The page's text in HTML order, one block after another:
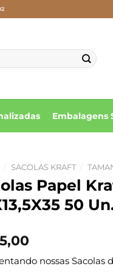
Embalagens
SACOLAS KRAFT
Papel
50
nossas Sacolas